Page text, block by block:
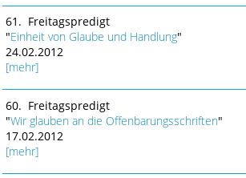
61. Freitagspredigt
"Einheit von Glaube und Handlung"
24.02.2012
[mehr]
60. Freitagspredigt
"Wir glauben an die Offenbarungsschriften"
17.02.2012
[mehr]